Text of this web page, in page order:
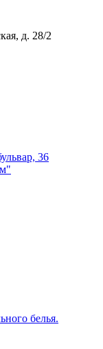
д. 28/2
36